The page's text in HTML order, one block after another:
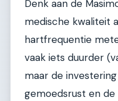
Denk aan de
medische kwaliteit
hartfrequentie
vaak iets duurder
maar de
gemoedsrust en